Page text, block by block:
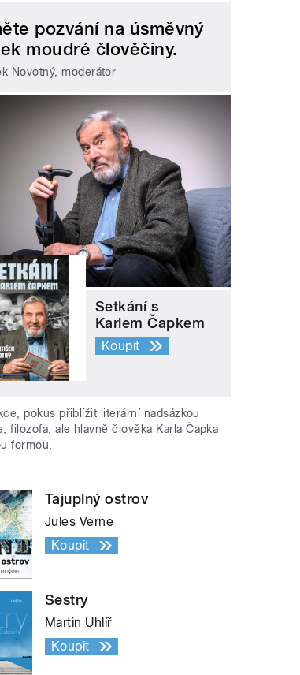
pozvání na úsměvný
moudré člověčiny.
Novotný, moderátor
Setkání s
Karlem Čapkem
Koupit
pokus přiblížit literární nadsázkou
filozofa, ale hlavně člověka Karla Čapka
formou.
Tajuplný ostrov
Jules Verne
Koupit
Sestry
Martin Uhlíř
Koupit